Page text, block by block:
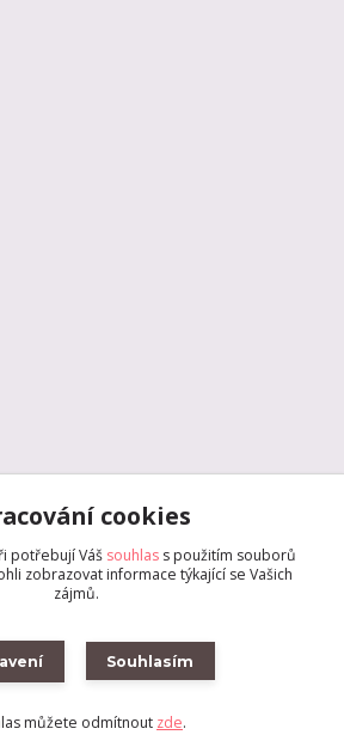
na Eshop-rychle.cz
cookies
potřebují Váš souhlas s použitím souborů
zobrazovat informace týkající se Vašich
zájmů.
Souhlasím
můžete odmítnout zde.